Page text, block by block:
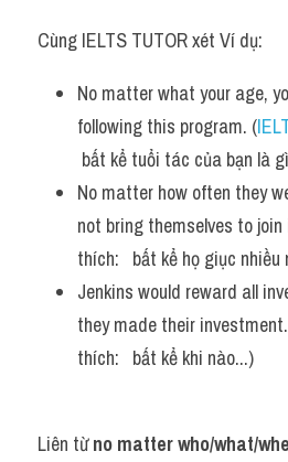
Cùng IELTS TUTOR xét Ví dụ:
No matter what your age,
following this program. (
bất kể tuổi tác của bạn là
No matter how often they
not bring themselves to join
thích:   bất kể họ giục nhiều
Jenkins would reward all
they made their
thích:   bất kể khi nào...)
Liên từ no matter who/what/